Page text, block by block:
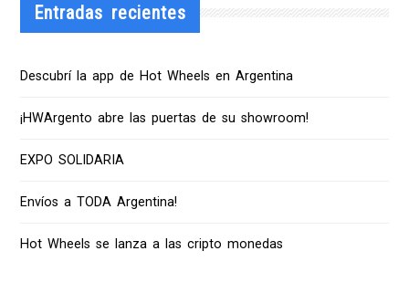
Entradas recientes
Descubrí la app de Hot Wheels en Argentina
¡HWArgento abre las puertas de su showroom!
EXPO SOLIDARIA
Envíos a TODA Argentina!
Hot Wheels se lanza a las cripto monedas